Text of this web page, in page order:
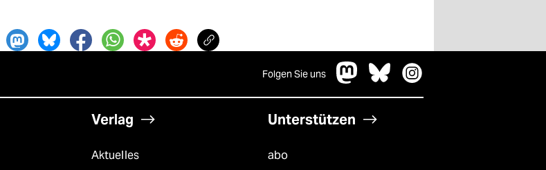
Folgen Sie uns
Verlag
Aktuelles
Unterstützen
abo